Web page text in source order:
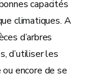
capacités
climatiques. A
d’arbres
d’utiliser les
encore de se